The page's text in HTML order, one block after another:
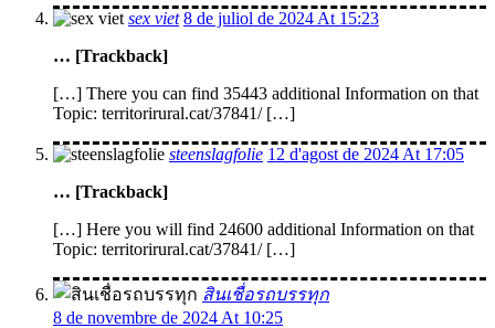
sex viet 8 de juliol de 2024 At 15:23
… [Trackback]
[…] There you can find 35443 additional Information on that
Topic: territorirural.cat/37841/ […]
steenslagfolie 12 d'agost de 2024 At 17:05
… [Trackback]
[…] Here you will find 24600 additional Information on that
Topic: territorirural.cat/37841/ […]
สินเชื่อรถบรรทุก
8 de novembre de 2024 At 10:25